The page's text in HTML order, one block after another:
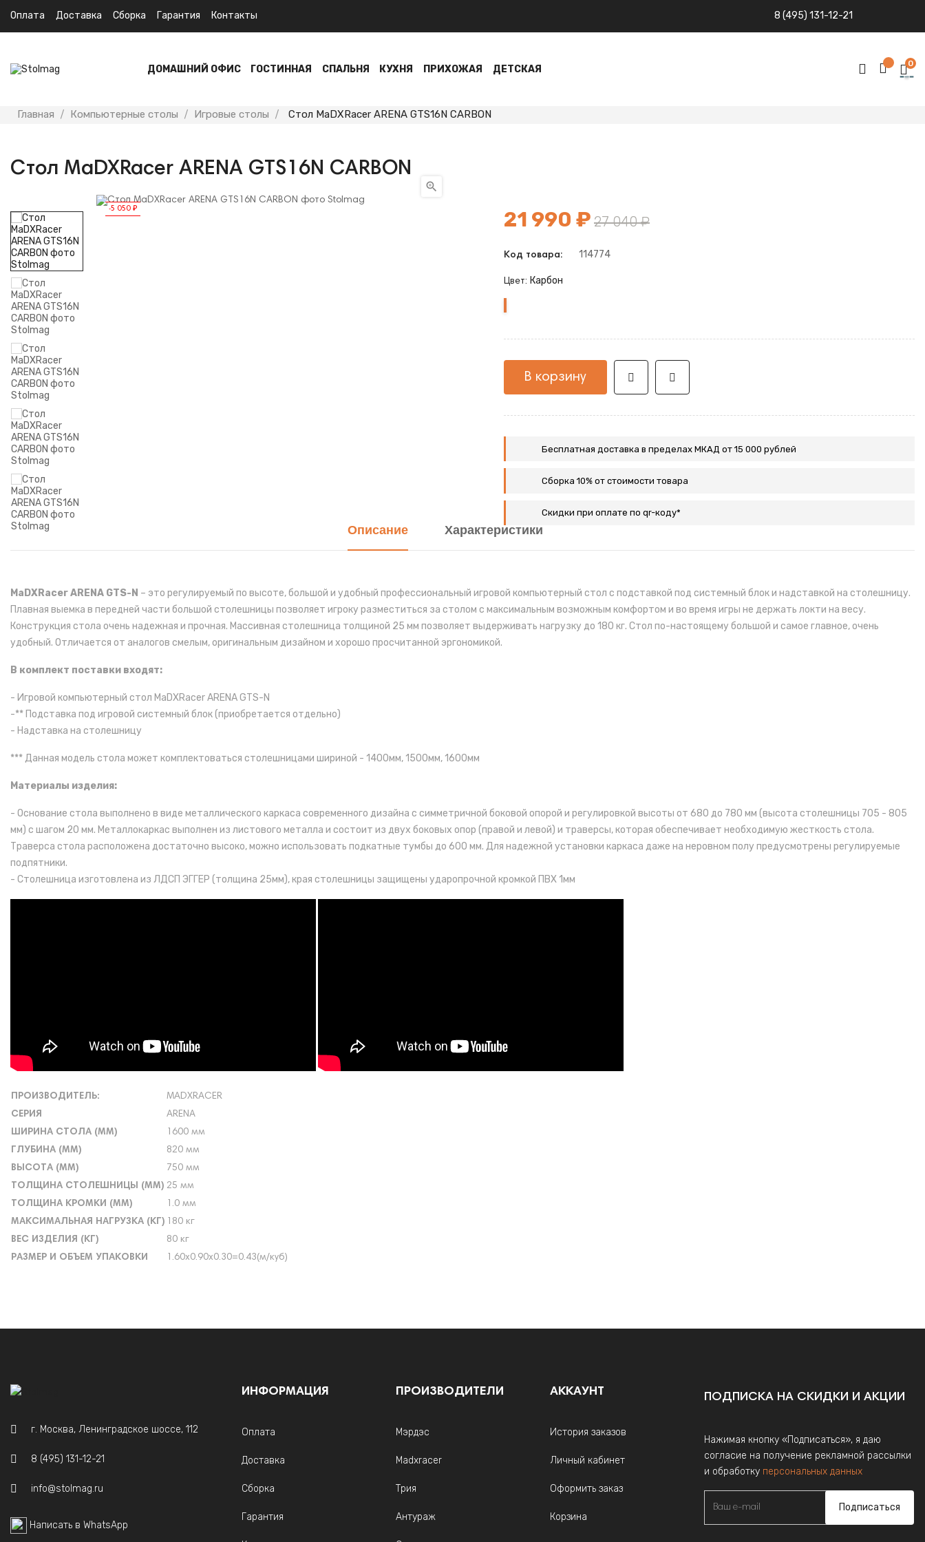
Оплата Доставка Сборка Гарантия Контакты 8 (495) 131-12-21
ДОМАШНИЙ ОФИС ГОСТИННАЯ СПАЛЬНЯ КУХНЯ ПРИХОЖАЯ ДЕТСКАЯ
0
Главная Компьютерные столы Игровые столы Стол MaDXRacer ARENA GTS16N CARBON
Стол MaDXRacer ARENA GTS16N CARBON
-5 050 ₽

21 990 ₽ 27 040 ₽
Код товара: 114774
Цвет: Карбон
В корзину
Бесплатная доставка в пределах МКАД от 15 000 рублей
Сборка 10% от стоимости товара
Скидки при оплате по qr-коду*
Описание Характеристики
MaDXRacer ARENA GTS-N – это регулируемый по высоте, большой и удобный профессиональный игровой компьютерный стол с подставкой под системный блок и надставкой на столешницу.
Плавная выемка в передней части большой столешницы позволяет игроку разместиться за столом с максимальным возможным комфортом и во время игры не держать локти на весу.
Конструкция стола очень надежная и прочная. Массивная столешница толщиной 25 мм позволяет выдерживать нагрузку до 180 кг. Стол по-настоящему большой и самое главное, очень
удобный. Отличается от аналогов смелым, оригинальным дизайном и хорошо просчитанной эргономикой.
В комплект поставки входят:
- Игровой компьютерный стол MaDXRacer ARENA GTS-N
-** Подставка под игровой системный блок (приобретается отдельно)
- Надставка на столешницу
***Данная модель стола может комплектоваться столешницами шириной - 1400мм, 1500мм, 1600мм
Материалы изделия:
- Основание стола выполнено в виде металлического каркаса современного дизайна с симметричной боковой опорой и регулировкой высоты от 680 до 780 мм (высота столешницы 705 - 805
мм) с шагом 20 мм. Металлокаркас выполнен из листового металла и состоит из двух боковых опор (правой и левой) и траверсы, которая обеспечивает необходимую жесткость стола.
Траверса стола расположена достаточно высоко, можно использовать подкатные тумбы до 600 мм. Для надежной установки каркаса даже на неровном полу предусмотрены регулируемые
подпятники.
- Столешница изготовлена из ЛДСП ЭГГЕР (толщина 25мм), края столешницы защищены ударопрочной кромкой ПВХ 1мм
ПРОИЗВОДИТЕЛЬ:
MADXRACER
СЕРИЯ
ARENA
ШИРИНА СТОЛА (ММ)
1600 мм
ГЛУБИНА (ММ)
820 мм
ВЫСОТА (ММ)
750 мм
ТОЛЩИНА СТОЛЕШНИЦЫ (ММ) 25 мм
ТОЛЩИНА КРОМКИ (ММ)
1.0 мм
МАКСИМАЛЬНАЯ НАГРУЗКА (КГ) 180 кг
ВЕС ИЗДЕЛИЯ (КГ)
80 кг
РАЗМЕР И ОБЪЕМ УПАКОВКИ
1.60х0.90х0.30=0.43(м/куб)
г. Москва, Ленинградское шоссе, 112
8 (495) 131-12-21
info@stolmag.ru
Написать в WhatsApp
ИНФОРМАЦИЯ
Оплата
Доставка
Сборка
Гарантия
ПРОИЗВОДИТЕЛИ
Мэрдэс
Madxracer
Трия
Антураж
АККАУНТ
История заказов
Личный кабинет
Оформить заказ
Корзина
ПОДПИСКА НА СКИДКИ И АКЦИИ
Нажимая кнопку «Подписаться», я даю
согласие на получение рекламной рассылки
и обработку персональных данных
Подписаться